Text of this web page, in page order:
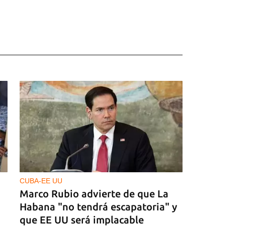
CUBA-EE UU
Marco Rubio advierte de que La
Habana "no tendrá escapatoria" y
que EE UU será implacable